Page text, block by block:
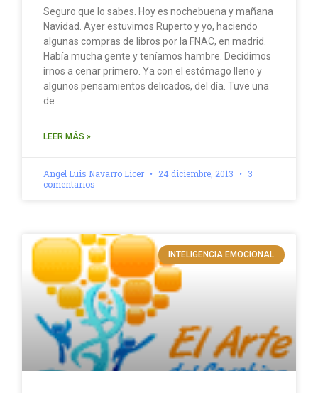
Seguro que lo sabes. Hoy es nochebuena y mañana
Navidad. Ayer estuvimos Ruperto y yo, haciendo
algunas compras de libros por la FNAC, en madrid.
Había mucha gente y teníamos hambre. Decidimos
irnos a cenar primero. Ya con el estómago lleno y
algunos pensamientos delicados, del día. Tuve una
de
LEER MÁS »
Angel Luis Navarro Licer 24 diciembre, 2013
3
comentarios
INTELIGENCIA EMOCIONAL